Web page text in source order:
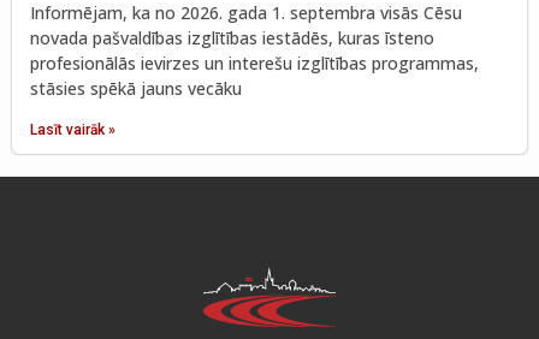
Informējam, ka no 2026. gada 1. septembra visās Cēsu
novada pašvaldības izglītības iestādēs, kuras īsteno
profesionālās ievirzes un interešu izglītības programmas,
stāsies spēkā jauns vecāku
Lasīt vairāk »